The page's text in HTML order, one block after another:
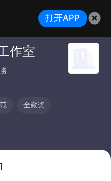
作室
全勤奖
打开APP